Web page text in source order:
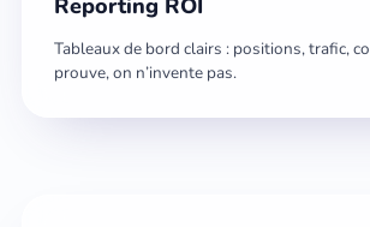
Tableaux de bord clairs : positions, trafic,
prouve, on n’invente pas.